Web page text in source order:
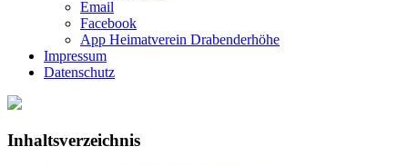
Email
Facebook
App Heimatverein Drabenderhöhe
Impressum
Datenschutz
Inhaltsverzeichnis